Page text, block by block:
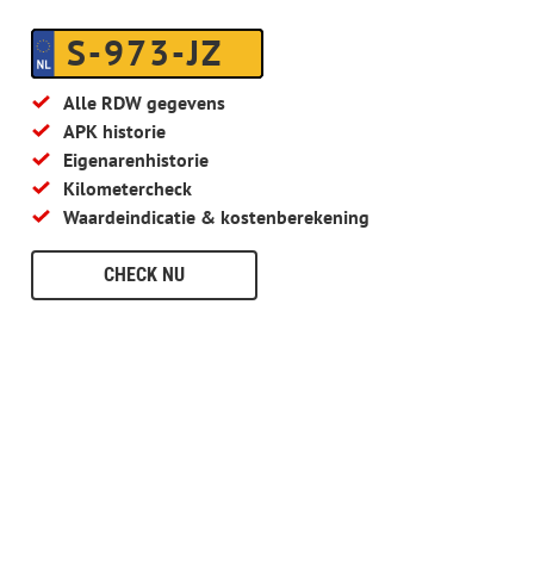
S-973-JZ
Alle RDW gegevens
APK historie
Eigenarenhistorie
Kilometercheck
Waardeindicatie & kostenberekening
CHECK NU